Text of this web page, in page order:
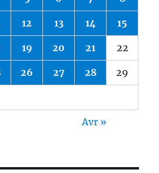
12 13 14 15
19 20 21 22
26 27 28 29
Avr »